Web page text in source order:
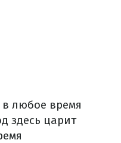
любое время
здесь царит